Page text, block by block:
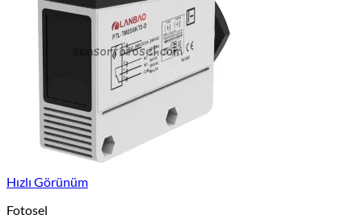
Hızlı Görünüm
Fotosel